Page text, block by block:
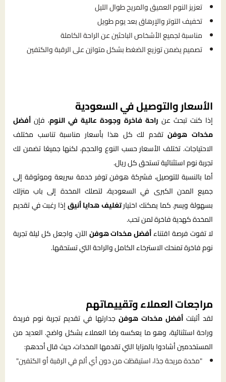
تعزيز النوم العميق والمريح طوال الليل
تخفيف التوتر والإرهاق بعد يوم طويل
مناسبة لجميع الأشخاص الباحثين عن الراحة الكاملة
تصميم يضمن توزيع الضغط بشكل متوازن على الرقبة والكتفين
الأسعار والتوصيل في السعودية
إذا كنت تبحث عن راحة فاخرة وجودة عالية في النوم، فإن أفضل
مخدات هوفنتقدم لك كل هذا بأسعار مناسبة تناسب مختلف
الاحتياجات. تختلف الأسعار حسب النوع والحجم، لكنها جميعًا تضمن لك
تجربة نوم استثنائية تستحق كل ريال.
أما بالنسبة للتوصيل، فشركة هوفن توفر خدمة سريعة وموثوقة إلى
جميع المدن الكبرى في السعودية، لتصلك المخدة إلى باب منزلك
بسهولة ويسر. كما يمكنك اختيارتغليف هدايا أنيقإذا رغبت في تقديم
المخدة كهدية فاخرة لمن تحب.
لا تفوت فرصة اقتناءأفضل مخدات هوفنالآن، واجعل كل ليلة تجربة
نوم فاخرة تمنحك الاسترخاء الكامل والراحة التي تستحقها.
مراجعات العملاء وتقييماتهم
لقد أثبتت أفضل مخدات هوفن جدارتها في تقديم تجربة نوم فريدة
وراحة استثنائية، وهو ما يعكسه رضا العملاء بشكل واضح. العديد من
المستخدمين أشادوا بالمزايا التي تقدمها المخدات، حيث قال أحدهم:
"مخدة مريحة جدًا، استيقظت من دون أي ألم في الرقبة أو الكتفين"